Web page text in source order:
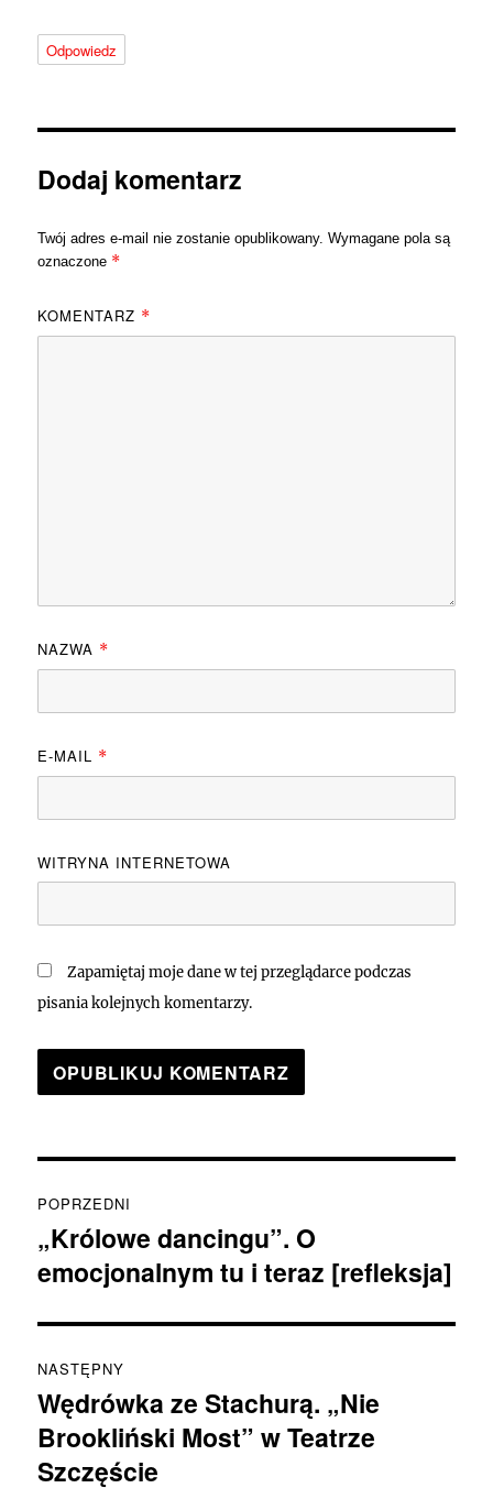
Odpowiedz
Dodaj komentarz
Twój adres e-mail nie zostanie opublikowany. Wymagane pola są
oznaczone *
KOMENTARZ *
NAZWA *
E-MAIL *
WITRYNA INTERNETOWA
Zapamiętaj moje dane w tej przeglądarce podczas
pisania kolejnych komentarzy.
wpisu
POPRZEDNI
Poprzedni
wpis:
„Królowe dancingu”. O
emocjonalnym tu i teraz [refleksja]
NASTĘPNY
Następny
wpis:
Wędrówka ze Stachurą. „Nie
Brookliński Most” w Teatrze
Szczęście